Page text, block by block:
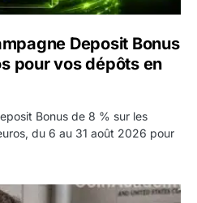
Deposit Bonus
pour vos dépôts en
Bonus de 8 % sur les
du 6 au 31 août 2026 pour
de la plainte d’Apple et